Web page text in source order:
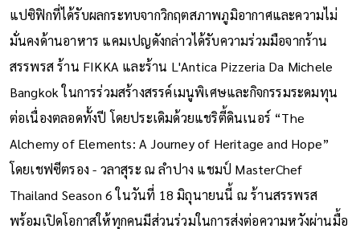
แปซิฟิกที่ได้รับผลกระทบจากวิกฤตสภาพภูมิอากาศและความไม่
มั่นคงด้านอาหาร แคมเปญดังกล่าวได้รับความร่วมมือจากร้าน
สรรพรส ร้าน FIKKA และร้าน L'Antica Pizzeria Da Michele
Bangkok ในการร่วมสร้างสรรค์เมนูพิเศษและกิจกรรมระดมทุน
ต่อเนื่องตลอดทั้งปี โดยประเดิมด้วยแชริตี้ดินเนอร์ “The
Alchemy of Elements: A Journey of Heritage and Hope”
โดยเชฟซีตรอง - วลาสุระ ณ ลำปาง แชมป์ MasterChef
Thailand Season 6 ในวันที่ 18 มิถุนายนนี้ ณ ร้านสรรพรส
พร้อมเปิดโอกาสให้ทุกคนมีส่วนร่วมในการส่งต่อความหวังผ่านมื้อ